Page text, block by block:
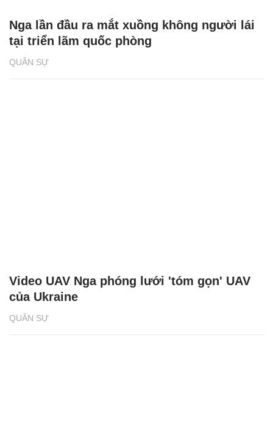
QUÂN SỰ
Nga lần đầu ra mắt xuồng không người lái
tại triển lãm quốc phòng
QUÂN SỰ
Video UAV Nga phóng lưới 'tóm gọn' UAV
của Ukraine